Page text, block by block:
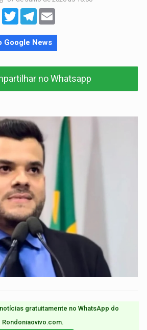
Messenger
TwitterTelegram
Google News
no Whatsapp
gratuitamente no WhatsApp do
Rondoniaovivo.com.​